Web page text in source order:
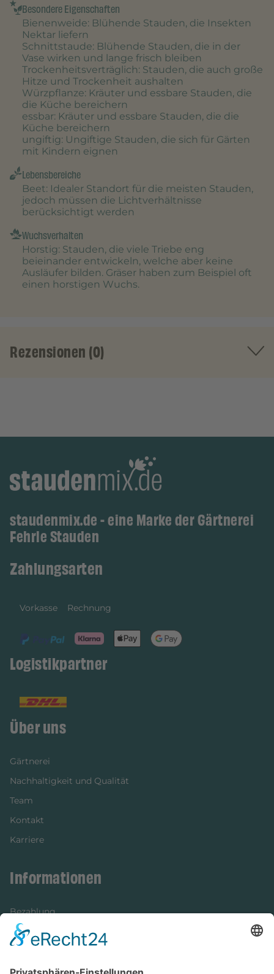
Besondere Eigenschaften
Bienenweide: Blühende Stauden, die Insekten
Nektar liefern
Schnittstaude: Blühende Stauden, die in der
Vase wirken und lange frisch bleiben
Trockenheitsverträglich: Stauden, die auch große
Hitze und Trockenheit aushalten
Würzpflanze: Kräuter und essbare Stauden, die
die Küche bereichern
essbar: Kräuter und essbare Stauden, die die
Küche bereichern
ungiftig: Ungiftige Stauden, die sich für Gärten
mit Kindern eignen
Lebensbereiche
Beet: Idealer Standort für die meisten Stauden,
jedoch müssen die Lichtverhältnisse
berücksichtigt werden
Wuchsverhalten
Horstig: Stauden, die viele Triebe eng
beieinander entwickeln, welche aber keine
Ausläufer bilden. Gräser haben zum Beispiel oft
einen horstigen Wuchs.
Rezensionen (0)
staudenmix.de - eine Marke der Gärtnerei
Fehrle Stauden
Zahlungsarten
Vorkasse Rechnung
Logistikpartner
Über uns
Gärtnerei
Nachhaltigkeit und Qualität
Team
Kontakt
Karriere
Informationen
Bezahlung
Newsletter
Versandinformationen